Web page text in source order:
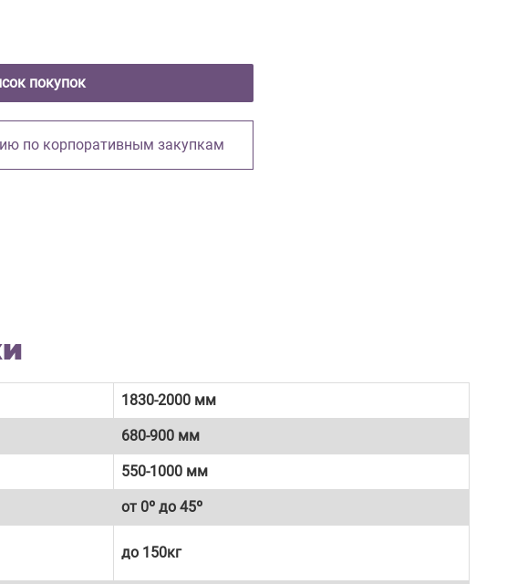
покупок
по корпоративным закупкам
1830-2000 мм
680-900 мм
550-1000 мм
от 0º до 45º
до 150кг